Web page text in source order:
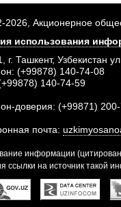
2026, Акционерное
использования
г. Ташкент, Узбекистан
(+99878) 140-74-08
140-74-59
доверия: (+99871)
почта:
информации
ссылки на источник такой